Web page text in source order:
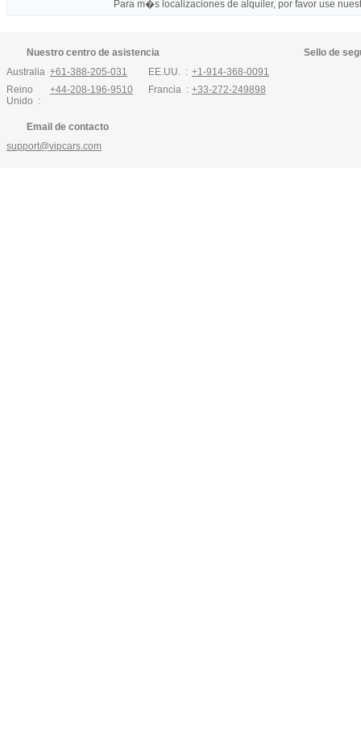
Para m�s localizaciones de alquiler, por favor use
Nuestro centro de asistencia
Australia :+61-388-205-031
Reino
Unido :
+44-208-196-9510
EE.UU. : +1-914-368-0091
Francia : +33-272-249898
Email de contacto
support@vipcars.com
Sello de